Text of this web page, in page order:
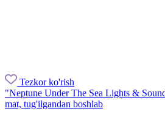
Tezkor ko'rish
"Neptune Under The Sea Lights &
mat, tug'ilgandan boshlab